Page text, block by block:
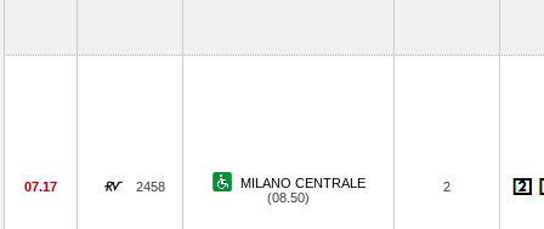
07.17 2458
MILANO CENTRALE
(08.50)
2